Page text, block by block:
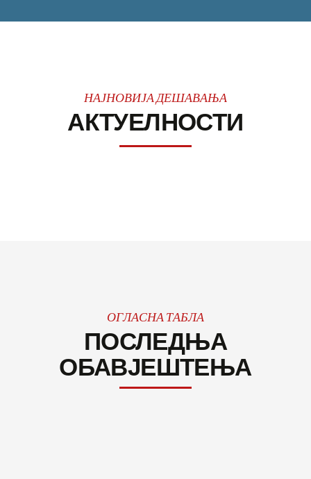
НАЈНОВИЈА ДЕШАВАЊА
АКТУЕЛНОСТИ
ОГЛАСНА ТАБЛА
ПОСЛЕДЊА
ОБАВЈЕШТЕЊА